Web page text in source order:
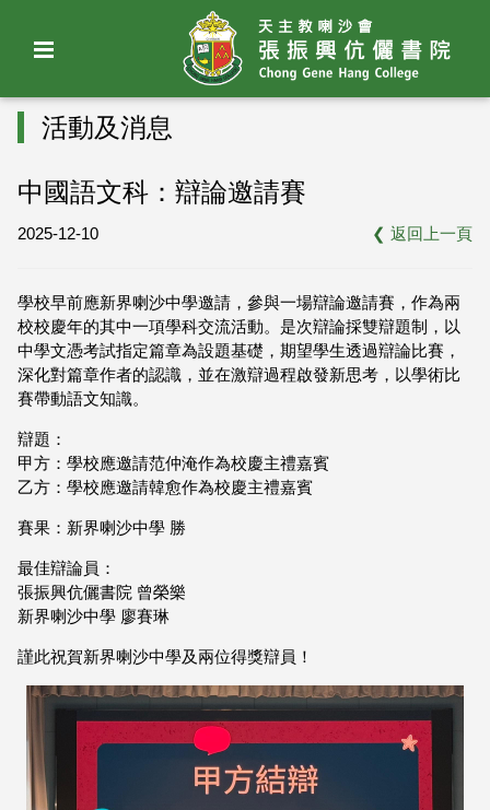
活動及消息
中國語文科：辯論邀請賽
2025-12-10 ❮ 返回上一頁
學校早前應新界喇沙中學邀請，參與一場辯論邀請賽，作為兩
校校慶年的其中一項學科交流活動。是次辯論採雙辯題制，以
中學文憑考試指定篇章為設題基礎，期望學生透過辯論比賽，
深化對篇章作者的認識，並在激辯過程啟發新思考，以學術比
賽帶動語文知識。
辯題：
甲方：學校應邀請范仲淹作為校慶主禮嘉賓
乙方：學校應邀請韓愈作為校慶主禮嘉賓
賽果：新界喇沙中學 勝
最佳辯論員：
張振興伉儷書院 曾榮樂
新界喇沙中學 廖賽琳
謹此祝賀新界喇沙中學及兩位得獎辯員！